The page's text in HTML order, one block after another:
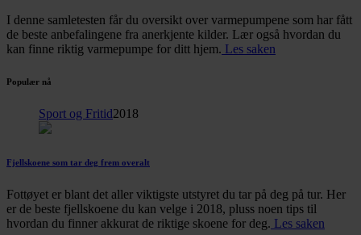
I denne samletesten får du oversikt over varmepumpene som har fått
de beste anbefalingene fra anerkjente kilder. Lær også hvordan du
kan finne riktig varmepumpe for ditt hjem. Les saken
Populær nå
Sport og Fritid2018
Fjellskoene som tar deg frem overalt
Fottøyet er blant det aller viktigste utstyret du tar på deg på tur. Her
er de beste fjellskoene du kan velge i 2018, pluss noen tips til
hvordan du finner akkurat de riktige skoene for deg. Les saken